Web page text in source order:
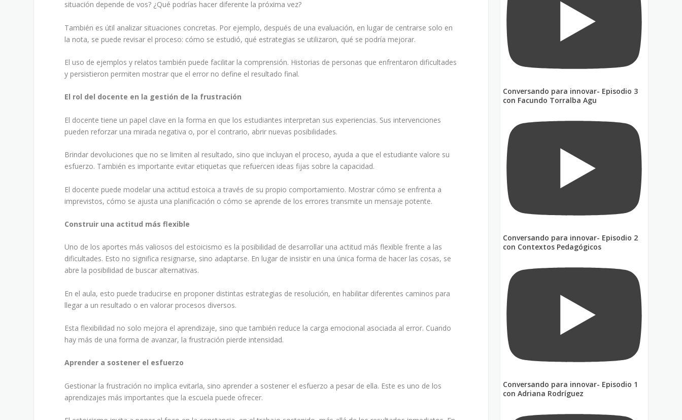
situación depende de vos? ¿Qué podrías hacer diferente la próxima vez?
También es útil analizar situaciones concretas. Por ejemplo, después de una evaluación, en lugar de centrarse solo en
la nota, se puede revisar el proceso: cómo se estudió, qué estrategias se utilizaron, qué se podría mejorar.
El uso de ejemplos y relatos también puede facilitar la comprensión. Historias de personas que enfrentaron dificultades
y persistieron permiten mostrar que el error no define el resultado final.
El rol del docente en la gestión de la frustración
El docente tiene un papel clave en la forma en que los estudiantes interpretan sus experiencias. Sus intervenciones
pueden reforzar una mirada negativa o, por el contrario, abrir nuevas posibilidades.
Brindar devoluciones que no se limiten al resultado, sino que incluyan el proceso, ayuda a que el estudiante valore su
esfuerzo. También es importante evitar etiquetas que refuercen ideas fijas sobre la capacidad.
El docente puede modelar una actitud estoica a través de su propio comportamiento. Mostrar cómo se enfrenta a
imprevistos, cómo se ajusta una planificación o cómo se aprende de los errores transmite un mensaje potente.
Construir una actitud más flexible
Uno de los aportes más valiosos del estoicismo es la posibilidad de desarrollar una actitud más flexible frente a las
dificultades. Esto no significa resignarse, sino adaptarse. En lugar de insistir en una única forma de hacer las cosas, se
abre la posibilidad de buscar alternativas.
En el aula, esto puede traducirse en proponer distintas estrategias de resolución, en habilitar diferentes caminos para
llegar a un resultado o en valorar procesos diversos.
Esta flexibilidad no solo mejora el aprendizaje, sino que también reduce la carga emocional asociada al error. Cuando
hay más de una forma de avanzar, la frustración pierde intensidad.
Aprender a sostener el esfuerzo
Gestionar la frustración no implica evitarla, sino aprender a sostener el esfuerzo a pesar de ella. Este es uno de los
aprendizajes más importantes que la escuela puede ofrecer.
Conversando para innovar- Episodio 3
con Facundo Torralba Agu
Conversando para innovar- Episodio 2
con Contextos Pedagógicos
Conversando para innovar- Episodio 1
con Adriana Rodríguez